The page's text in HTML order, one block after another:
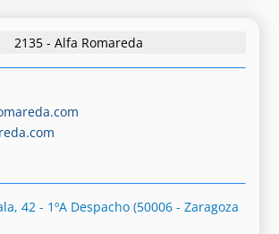
2135 - Alfa Romareda
42 - 1ºA Despacho (50006 - Zaragoza